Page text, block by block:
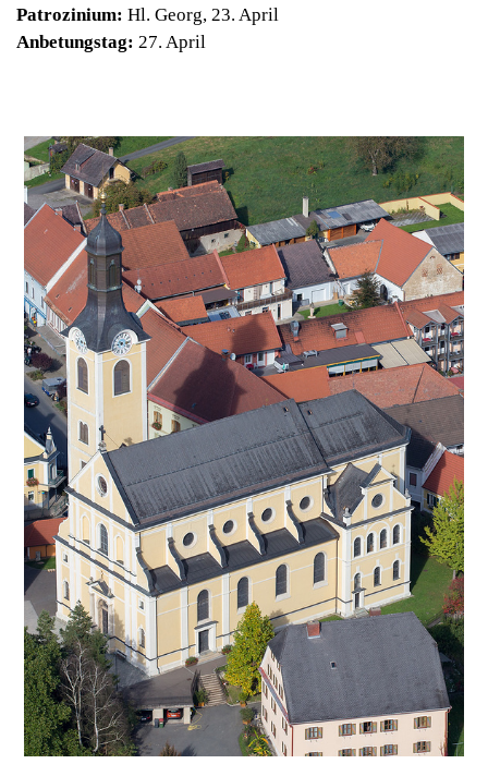
Patrozinium: Hl. Georg, 23. April
Anbetungstag: 27. April